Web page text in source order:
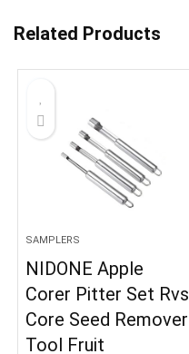
Related Products
SAMPLERS
NIDONE Apple
Corer Pitter Set Rvs
Core Seed Remover
Tool Fruit